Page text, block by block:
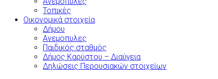
Τοπικές
Οικονομικά στοιχεία
Δήμου
Ανεμοπυλες
Παιδικός σταθμός
Δήμος Καρύστου – Διαύγεια
Δηλώσεις Περουσιακών στοιχείων